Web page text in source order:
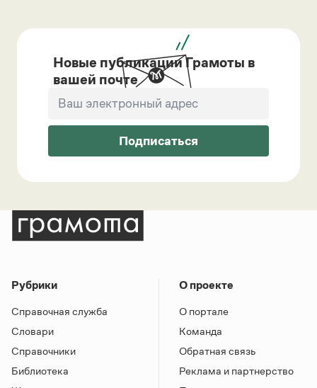
Новые публикации Грамоты в
вашей почте
Подписаться
Рубрики
Справочная служба
Словари
Справочники
Библиотека
О проекте
О портале
Команда
Обратная связь
Реклама и партнерство